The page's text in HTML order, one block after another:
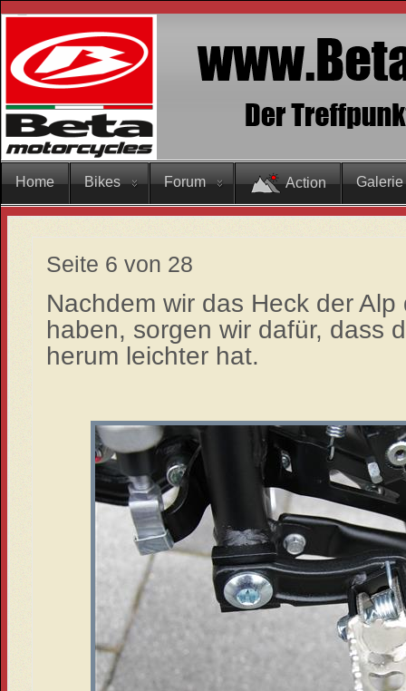
Home Bikes Forum Action Galerie
Seite 6 von 28
Nachdem wir das Heck der
haben, sorgen wir dafür, dass
herum leichter hat.